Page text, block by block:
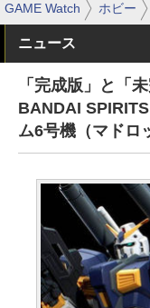
GAME Watch ホビー
ニュース
「完成版」と「
BANDAI
ム6号機（マドロ